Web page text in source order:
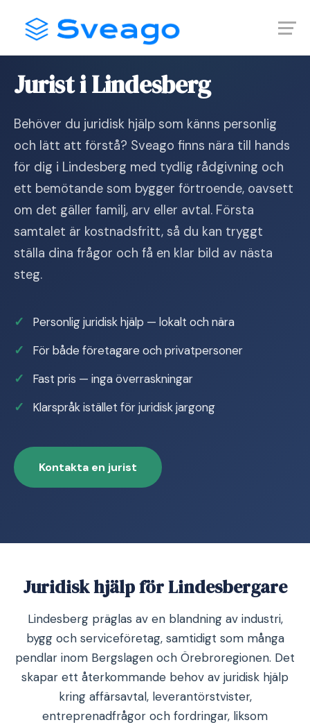
content
Jurist i Lindesberg
Behöver du juridisk hjälp som känns personlig
och lätt att förstå? Sveago finns nära till hands
för dig i Lindesberg med tydlig rådgivning och
ett bemötande som bygger förtroende, oavsett
om det gäller familj, arv eller avtal. Första
samtalet är kostnadsfritt, så du kan tryggt
ställa dina frågor och få en klar bild av nästa
steg.
Personlig juridisk hjälp — lokalt och nära
För både företagare och privatpersoner
Fast pris — inga överraskningar
Klarspråk istället för juridisk jargong
Kontakta en jurist
Juridisk hjälp för Lindesbergare
Lindesberg präglas av en blandning av industri,
bygg och serviceföretag, samtidigt som många
pendlar inom Bergslagen och Örebroregionen. Det
skapar ett återkommande behov av juridisk hjälp
kring affärsavtal, leverantörstvister,
entreprenadfrågor och fordringar, liksom